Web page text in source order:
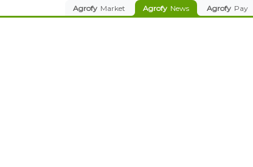
Agrofy Market Agrofy News Agrofy Pay